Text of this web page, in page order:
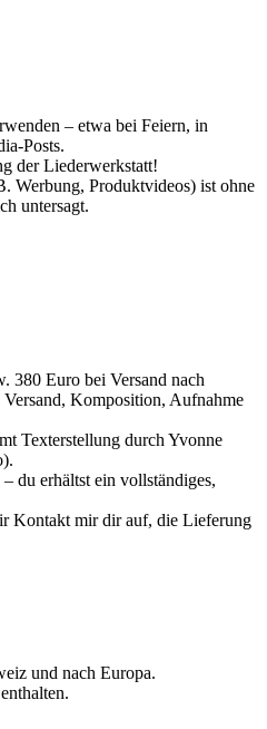
– etwa bei Feiern, in
Posts.
der Liederwerkstatt!
Werbung, Produktvideos) ist ohne
untersagt.
380 Euro bei Versand nach
Komposition, Aufnahme
Texterstellung durch Yvonne
du erhältst ein vollständiges,
Kontakt mir dir auf, die Lieferung
und nach Europa.